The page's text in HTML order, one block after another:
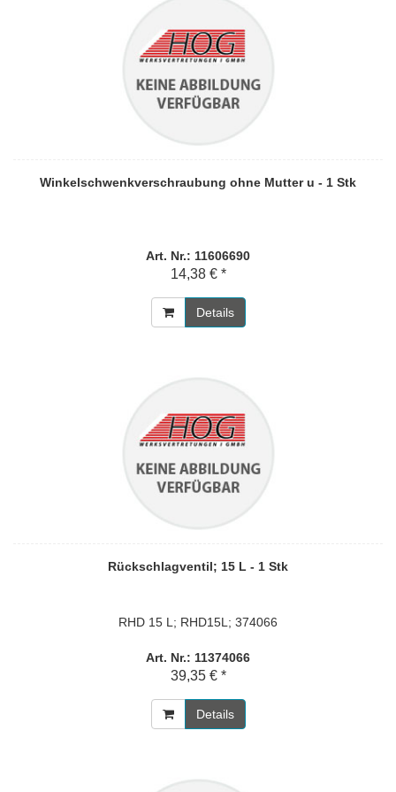
Winkelschwenkverschraubung ohne Mutter u - 1 Stk
Art. Nr.: 11606690
14,38 € *
Details
Rückschlagventil; 15 L - 1 Stk
RHD 15 L; RHD15L; 374066
Art. Nr.: 11374066
39,35 € *
Details